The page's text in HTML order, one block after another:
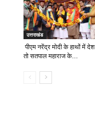
उत्तराखंड
पीएम नरेंद्र मोदी के हाथों में देश
तो सतपाल महाराज के...